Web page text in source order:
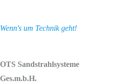
Wenn's um Technik geht!
OTS Sandstrahlsysteme
Ges.m.b.H.